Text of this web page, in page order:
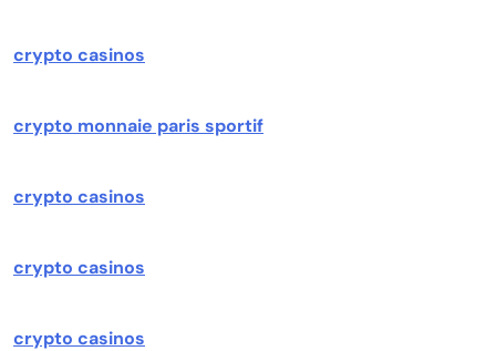
crypto casinos
crypto monnaie paris sportif
crypto casinos
crypto casinos
crypto casinos